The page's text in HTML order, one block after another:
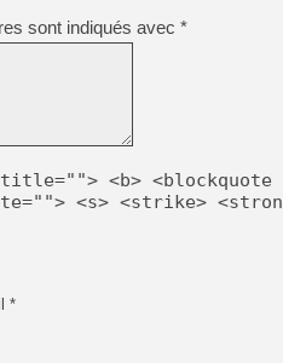
[GK] Pourquoi Marvel
[GK] Test : Restory : Chill
[GK] GTA 6 : Rockstar
[GK] Hot Wheels Infinite
[GK] Mémoire cash -
[GK] Résultats Nintendo :
[GK] Déjà des
[Mo5] Brickboy cherche à
[GK] Minecraft et ses «
[GK] Beast of
[GK] Ubisoft : fin de partie
[GK] Mémoire cash -
[GK] Dan Houser (GTA)
[GK] Comment EA Sports
[GK] Crimson Moon : un
[GK] Isle of Reveries : le
sont indiqués avec *
<b> <blockquote
<s> <strike>
*